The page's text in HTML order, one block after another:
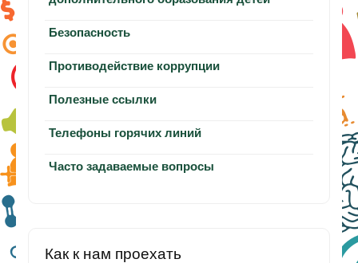
Безопасность
Противодействие коррупции
Полезные ссылки
Телефоны горячих линий
Часто задаваемые вопросы
Как к нам проехать